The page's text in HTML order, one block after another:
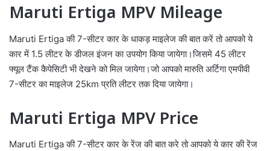
Maruti Ertiga MPV Mileage
Maruti Ertiga की 7-सीटर कार के धाकड़ माइलेज की बात करें तो आपको ये
कार में 1.5 लीटर के डीजल इंजन का उपयोग किया जायेगा।जिसमे 45 लीटर
फ्यूल टैंक कैपेसिटी भी देखने को मिल जायेगा।जो आपको मारुति अर्टिगा एमपीवी
7-सीटर का माइलेज 25km प्रति लीटर तक दिया जायेगा।
Maruti Ertiga MPV Price
Maruti Ertiga की 7-सीटर कार के रेंज की बात करे तो आपको ये कार की रेंज